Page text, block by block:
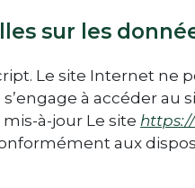
sur les
Le site Internet
à accéder
à-jour Le site
aux